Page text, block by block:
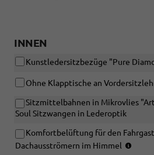
INNEN
Kunstledersitzbezüge "Pure
Ohne Klapptische an
Sitzmittelbahnen in Mikrovlies
Soul Sitzwangen in Lederoptik
Komfortbelüftung für den
Dachausströmern im Himmel